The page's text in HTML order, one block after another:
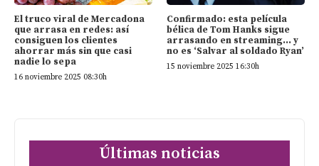
El truco viral de Mercadona
que arrasa en redes: así
consiguen los clientes
ahorrar más sin que casi
nadie lo sepa
16 noviembre 2025 08:30h
Confirmado: esta película
bélica de Tom Hanks sigue
arrasando en streaming… y
no es ‘Salvar al soldado Ryan’
15 noviembre 2025 16:30h
Últimas noticias